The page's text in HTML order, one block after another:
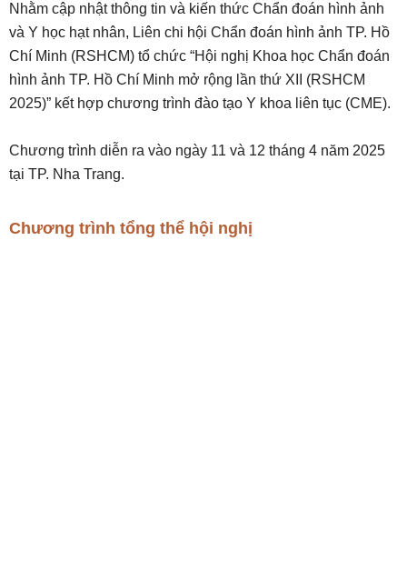
Nhằm cập nhật thông tin và kiến thức Chẩn đoán hình ảnh
và Y học hạt nhân, Liên chi hội Chẩn đoán hình ảnh TP. Hồ
Chí Minh (RSHCM) tổ chức “Hội nghị Khoa học Chẩn đoán
hình ảnh TP. Hồ Chí Minh mở rộng lần thứ XII (RSHCM
2025)” kết hợp chương trình đào tạo Y khoa liên tục (CME).
Chương trình diễn ra vào ngày 11 và 12 tháng 4 năm 2025
tại TP. Nha Trang.
Chương trình tổng thể hội nghị